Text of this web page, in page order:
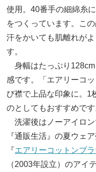
使用。40番手の細綿糸
をつくっています。こ
汗をかいても肌離れが
す。
身幅はたっぷり128cm
感です。「エアリーコ
び襟で上品な印象に。1
のとしてもおすすめです
洗濯後はノーアイロン
『通販生活』の夏ウェ
『エアリーコットンブラ
（2003年設立）のアイ